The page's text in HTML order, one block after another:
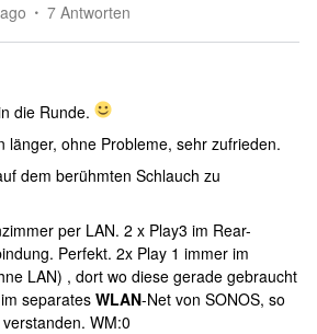
7 Antworten
die Runde.
länger, ohne Probleme, sehr zufrieden.
dem berühmten Schlauch zu
per LAN. 2 x Play3 im Rear-
Perfekt. 2x Play 1 immer im
LAN) , dort wo diese gerade gebraucht
separates WLAN-Net von SONOS, so
WM:0